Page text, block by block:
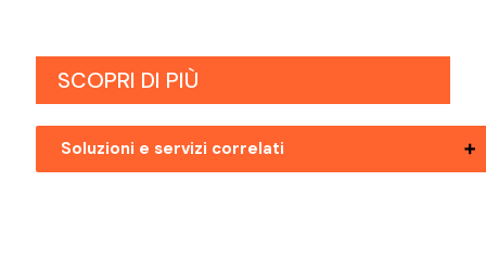
SCOPRI DI PIÙ
Soluzioni e servizi correlati